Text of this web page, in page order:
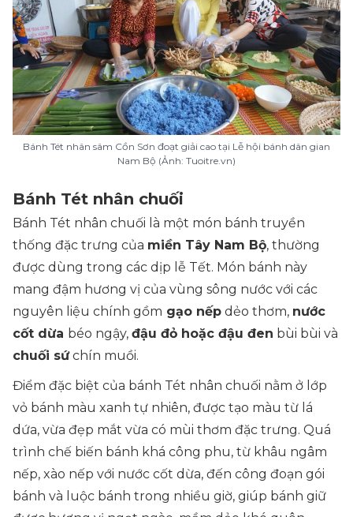
Bánh Tét nhân sâm Cồn Sơn đoạt giải cao tại Lễ hội bánh dân gian
Nam Bộ (Ảnh: Tuoitre.vn)
Bánh Tét nhân chuối
Bánh Tét nhân chuối là một món bánh truyền
thống đặc trưng của miền Tây Nam Bộ, thường
được dùng trong các dịp lễ Tết. Món bánh này
mang đậm hương vị của vùng sông nước với các
nguyên liệu chính gồm gạo nếp dẻo thơm, nước
cốt dừa béo ngậy, đậu đỏ hoặc đậu đen bùi bùi và
chuối sứchín muồi.
Điểm đặc biệt của bánh Tét nhân chuối nằm ở lớp
vỏ bánh màu xanh tự nhiên, được tạo màu từ lá
dứa, vừa đẹp mắt vừa có mùi thơm đặc trưng. Quá
trình chế biến bánh khá công phu, từ khâu ngâm
nếp, xào nếp với nước cốt dừa, đến công đoạn gói
bánh và luộc bánh trong nhiều giờ, giúp bánh giữ